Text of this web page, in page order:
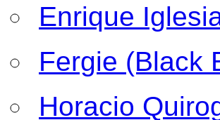
Enrique
Fergie (Black
Horacio